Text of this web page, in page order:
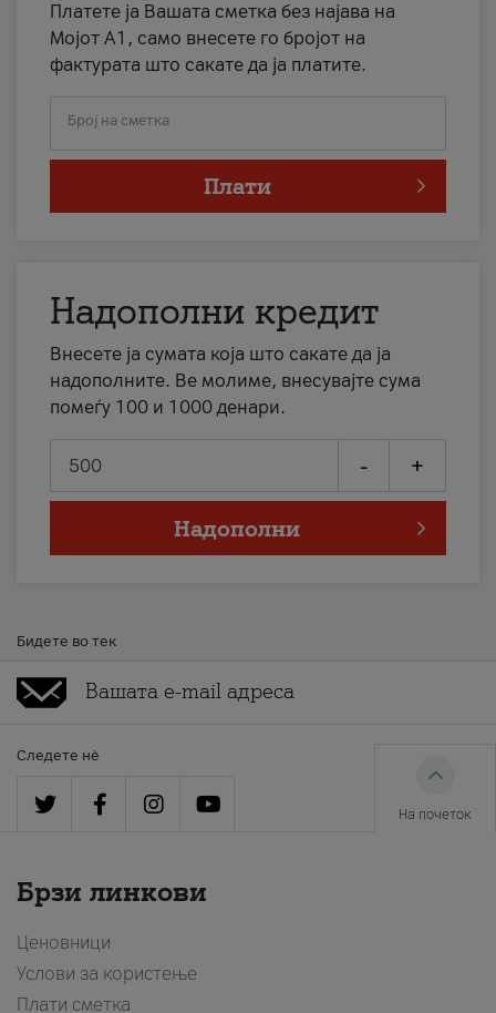
Платете ја Вашата сметка без најава на
Мојот А1, само внесете го бројот на
фактурата што сакате да ја платите.
Број на сметка
Плати
Надополни кредит
Внесете ја сумата која што сакате да ја
надополните. Ве молиме, внесувајте сума
помеѓу 100 и 1000 денари.
- +
Надополни
Бидете во тек
Следете нè
На почеток
Брзи линкови
Ценовници
Услови за користење
Плати сметка